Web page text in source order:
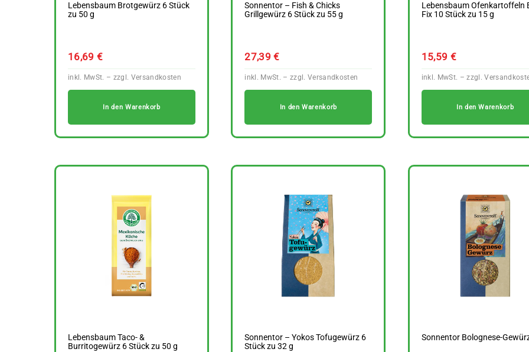
Lebensbaum Brotgewürz 6 Stück
zu 50 g
16,69€
In den Warenkorb
Sonnentor – Fish & Chicks
Grillgewürz 6 Stück zu 55 g
27,39€
In den Warenkorb
Lebensbaum Ofenkartoffeln
Fix 10 Stück zu 15 g
15,59 €
In den Warenkorb
Lebensbaum Taco- &
Burritogewürz 6 Stück zu 50 g
Sonnentor – Yokos Tofugewürz 6
Stück zu 32 g
Sonnentor Bolognese-